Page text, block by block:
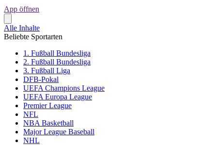
App öffnen
Alle Inhalte
Beliebte Sportarten
1. Fußball Bundesliga
2. Fußball Bundesliga
3. Fußball Liga
DFB-Pokal
UEFA Champions League
UEFA Europa League
Premier League
NFL
NBA Basketball
Major League Baseball
NHL